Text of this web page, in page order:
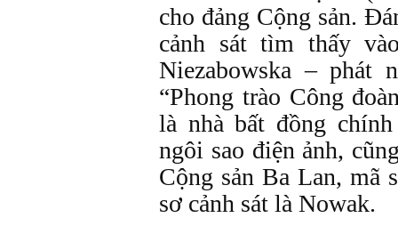
cho đảng Cộng sản.
cảnh sát tìm thấy
Niezabowska – phát
“Phong trào Công
là nhà bất đồng
ngôi sao điện ảnh,
Cộng sản Ba Lan, mã
sơ cảnh sát là Nowak.